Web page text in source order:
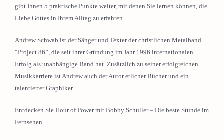
gibt Ihnen 5 praktische Punkte weiter, mit denen Sie lernen können, die
Liebe Gottes in Ihrem Alltag zu erfahren.
Andrew Schwab ist der Sänger und Texter der christlichen Metalband
“Project 86”, die seit ihrer Gründung im Jahr 1996 internationalen
Erfolg als unabhängige Band hat. Zusätzlich zu seiner erfolgreichen
Musikkarriere ist Andrew auch der Autor etlicher Bücher und ein
talentierter Graphiker.
Entdecken Sie Hour of Power mit Bobby Schuller – Die beste Stunde im
Fernsehen.